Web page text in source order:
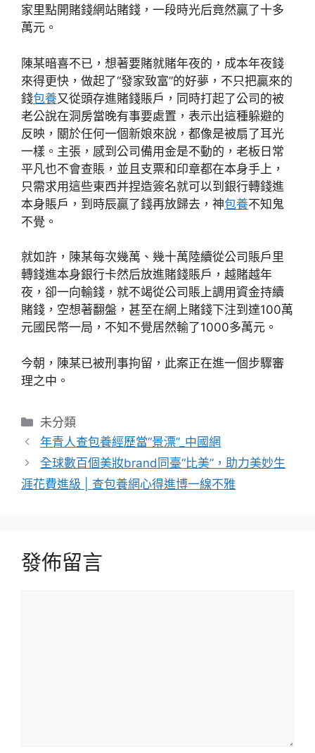
家里點開賭錢網站賭錢，一段時光后竟然贏了十多
萬元。
陳某暗喜不已，想著要賭就賭年夜的，成本年夜錢
來得更快，做起了“發家致富”的好夢，不只把贏來的
錢包養又從頭存進賭錢賬戶，同時打起了公司的被
老公說在洞房當晚有事要處置，表示出這種躲避的
反映，關於任何一個新娘來說，都像是被扇了耳光
一樣。主張，感到公司備用金是不動的，老板日常
平凡也不會查賬，並且支票和印章都在本身手上，
只需求用這些東西并捏造簽名就可以到銀行轉錢進
本身賬戶，到時辰贏了錢再放歸去，神包養不知鬼
不覺。
就如許，陳某每次幾萬、幾十萬陸續從公司賬戶里
轉錢進本身銀行卡然后放進賭錢賬戶，越賭越年
夜，卻一向輸錢，就不竭從公司賬上調用資金持續
賭錢，空想著翻盤，甚至在網上賭錢下注到達100萬
元國民幣一局，不知不覺居然輸了1000多萬元。
今朝，陳某已被刑事拘留，此案正在進一個步驟審
理之中。
分
類
未分類
年青人查包養經歷當“景漂”_中國網
全球數百個美妝brand同臺“比美”，助力美妙生
涯花費進級 | 查包養網心得進博一線不雅
發佈留言